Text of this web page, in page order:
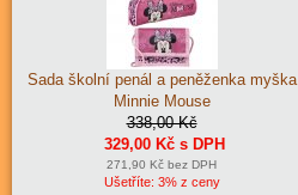
Sada školní penál a peněženka myška
Minnie Mouse
338,00 Kč
329,00 Kč s DPH
271,90 Kč bez DPH
Ušetříte: 3% z ceny